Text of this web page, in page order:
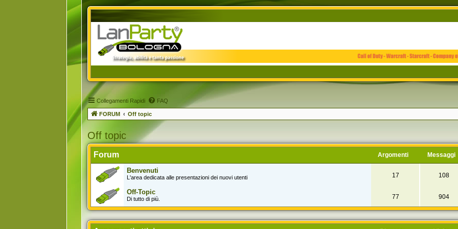
Collegamenti Rapidi FAQ
FORUM Off topic
Off topic
Forum Argomenti Messaggi
Benvenuti
L'area dedicata alle presentazioni dei nuovi utenti 17 108
Off-Topic
Di tutto di più. 77 904